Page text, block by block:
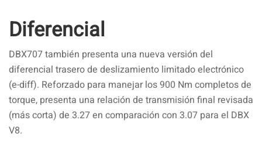
Diferencial
DBX707 también presenta una nueva versión del
diferencial trasero de deslizamiento limitado electrónico
(e-diff). Reforzado para manejar los 900 Nm completos de
torque, presenta una relación de transmisión final revisada
(más corta) de 3.27 en comparación con 3.07 para el DBX
V8.